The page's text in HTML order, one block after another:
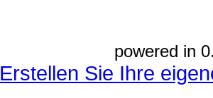
powered in
Erstellen Sie Ihre